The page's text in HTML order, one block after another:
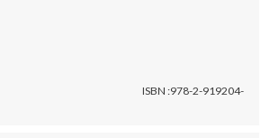
ISBN :978-2-919204-